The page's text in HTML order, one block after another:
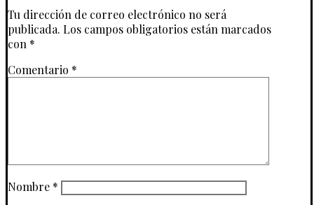
Tu dirección de correo electrónico no será
publicada. Los campos obligatorios están marcados
con *
Comentario *
Nombre *